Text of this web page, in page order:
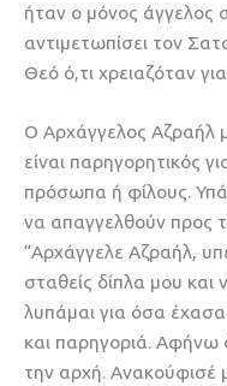
ήταν ο μόνος άγγελος
αντιμετωπίσει τον
Θεό ό,τι χρειαζόταν
Ο Αρχάγγελος Αζραήλ
είναι παρηγορητικός
πρόσωπα ή φίλους.
να απαγγελθούν προς
“Αρχάγγελε Αζραήλ,
σταθείς δίπλα μου
λυπάμαι για όσα
και παρηγοριά. Αφήνω
την αρχή. Ανακούφισέ